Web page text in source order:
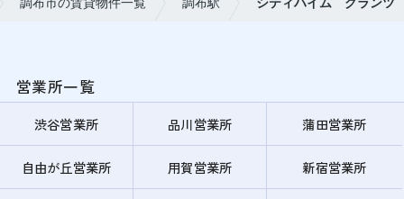
営業所一覧
渋谷営業所 品川営業所 蒲田営業所
自由が丘営業所 用賀営業所 新宿営業所